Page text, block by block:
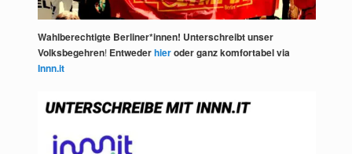
Wahlberechtigte Berliner*innen! Unterschreibt unser
Volksbegehren! Entwederhieroder ganz komfortabel via
Innn.it